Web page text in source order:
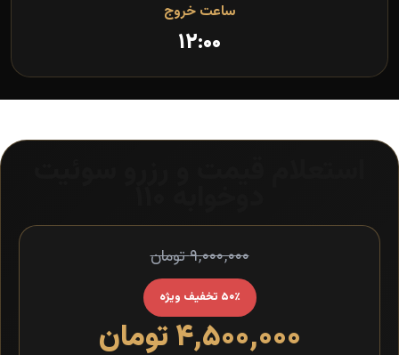
ساعت خروج
۱۲:۰۰
۹٬۰۰۰٬۰۰۰ تومان
۵۰٪ تخفیف ویژه
۴٬۵۰۰٬۰۰۰ تومان